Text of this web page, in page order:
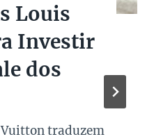
Louis
Investir
dos
traduzem